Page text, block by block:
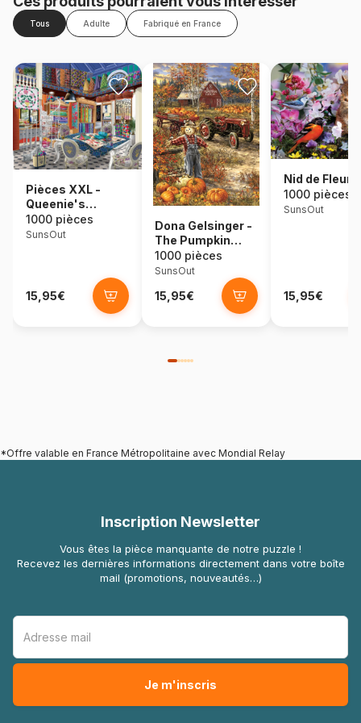
Tous Adulte Fabriqué en France
Pièces XXL -
Queenie's
Quiltery
1000 pièces
SunsOut
15,95€
Dona Gelsinger -
The Pumpkin
Patch Farm
1000 pièces
SunsOut
15,95€
Nid de Fleurs
1000 pièces
SunsOut
15,95€
*Offre valable en France Métropolitaine avec Mondial Relay
Inscription Newsletter
Vous êtes la pièce manquante de notre puzzle !
Recevez les dernières informations directement dans votre boîte
mail (promotions, nouveautés…)